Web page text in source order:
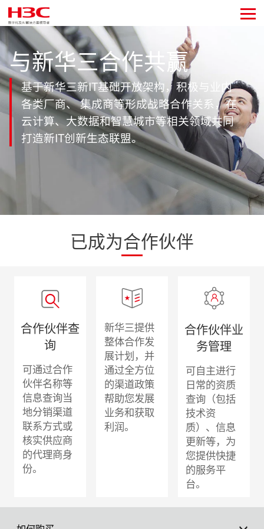
与新华三合作共赢
基于新华三新IT基础开放架构，积极与业内
各类厂商、 集成商等形成战略合作关系，在
云计算、大数据和智慧城市等相关领域共同
打造新IT创新生态联盟。
已成为合作伙伴
合作伙伴查
询
可通过合作
伙伴名称等
信息查询当
地分销渠道
联系方式或
核实供应商
的代理商身
份。
新华三提供
整体合作发
展计划，并
通过全方位
的渠道政策
帮助您发展
业务和获取
利润。
合作伙伴业
务管理
可自主进行
日常的资质
查询（包括
技术资
质）、信息
更新等，为
您提供快捷
的服务平
台。